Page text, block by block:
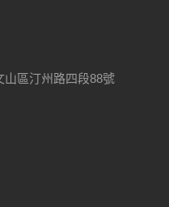
山區汀州路四段88號